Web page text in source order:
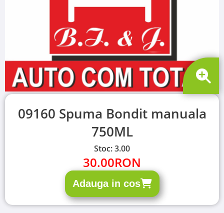
09160 Spuma Bondit manuala
750ML
Stoc: 3.00
30.00RON
Adauga in cos